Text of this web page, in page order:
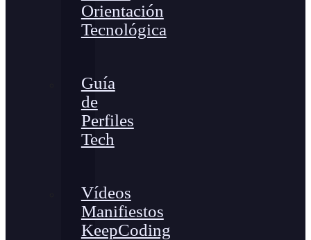
Orientación
Tecnológica
Guía
de
Perfiles
Tech
Vídeos
Manifiestos
KeepCoding